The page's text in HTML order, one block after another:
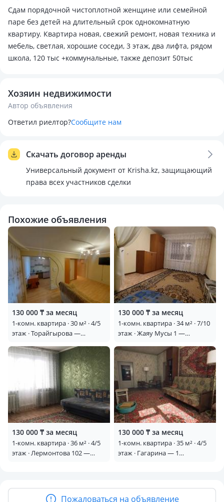
Сдам порядочной чистоплотной женщине или семейной
паре без детей на длительный срок однокомнатную
квартиру. Квартира новая, свежий ремонт, новая техника и
мебель, светлая, хорошие соседи, 3 этаж, два лифта, рядом
школа, 120 тыс +коммунальные, также депозит 50тыс
Хозяин недвижимости
Автор объявления
Ответил риелтор?Сообщите нам
Скачать договор аренды
Универсальный документ от Krisha.kz, защищающий
права всех участников сделки
Похожие объявления
130 000 ₸ за месяц
1-комн. квартира · 30 м² · 4/5
этаж · Торайгырова —
130 000 ₸ за месяц
1-комн. квартира · 34 м² · 7/10
этаж · Жаяу Мусы 1 —
130 000 ₸ за месяц
1-комн. квартира · 36 м² · 4/5
этаж · Лермонтова 102 —
130 000 ₸ за месяц
1-комн. квартира · 35 м² · 4/5
этаж · Гагарина — 1
Пожаловаться на объявление